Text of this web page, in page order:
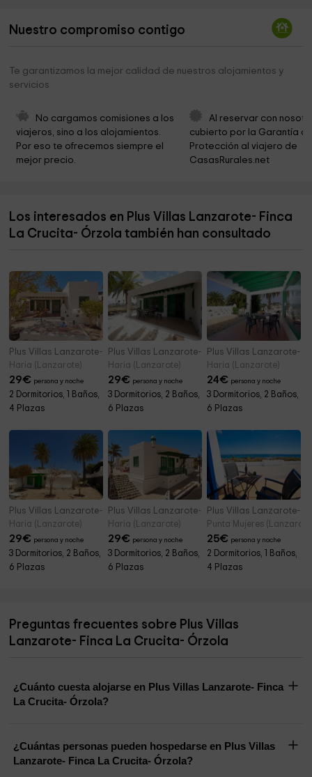
Nuestro compromiso contigo
Te garantizamos la mejor calidad de nuestros alojamientos y
servicios
No cargamos comisiones a los
viajeros, sino a los alojamientos.
Por eso te ofrecemos siempre el
mejor precio.
Al reservar con
cubierto por la Garantía
Protección al viajero de
CasasRurales.net
Los interesados en Plus Villas Lanzarote- Finca
La Crucita- Órzola también han consultado
Plus Villas Lanzarote- Finca La Crucita- Mala
Haria (Lanzarote)
29€ persona y noche
2 Dormitorios, 1 Baños,
4 Plazas
Plus Villas Lanzarote- Finca La Crucita- Arrieta
Haria (Lanzarote)
29€ persona y noche
3 Dormitorios, 2 Baños,
6 Plazas
Plus Villas Lanzarote-
Haria (Lanzarote)
24€ persona y noche
3 Dormitorios, 2 Baños,
6 Plazas
Plus Villas Lanzarote- Finca La Crucita- Tabayesco
Haria (Lanzarote)
29€ persona y noche
3 Dormitorios, 2 Baños,
6 Plazas
Plus Villas Lanzarote- Finca La Crucita-
Haria (Lanzarote)
29€ persona y noche
3 Dormitorios, 2 Baños,
6 Plazas
Plus Villas Lanzarote-
Punta Mujeres
25€ persona y noche
2 Dormitorios, 1 Baños,
4 Plazas
Preguntas frecuentes sobre Plus Villas
Lanzarote- Finca La Crucita- Órzola
¿Cuánto cuesta alojarse en Plus Villas Lanzarote- Finca
La Crucita- Órzola?
¿Cuántas personas pueden hospedarse en Plus Villas
Lanzarote- Finca La Crucita- Órzola?